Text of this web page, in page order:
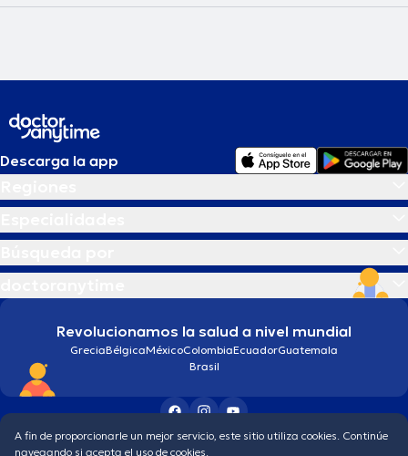
Descarga la app
Revolucionamos la salud a nivel mundial
GreciaBélgicaMéxicoColombiaEcuadorGuatemala
Brasil
Condiciones generales Política de protección de los datos personales
A fin de proporcionarle un mejor servicio, este sitio utiliza cookies. Continúe
navegando si acepta el uso de cookies.